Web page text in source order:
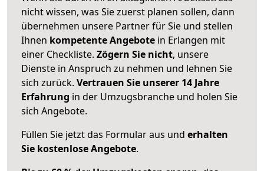
nicht wissen, was Sie zuerst planen sollen, dann
übernehmen unsere Partner für Sie und stellen
Ihnen kompetente Angebote in Erlangen mit
einer Checkliste. Zögern Sie nicht, unsere
Dienste in Anspruch zu nehmen und lehnen Sie
sich zurück. Vertrauen Sie unserer 14 Jahre
Erfahrung in der Umzugsbranche und holen Sie
sich Angebote.
Füllen Sie jetzt das Formular aus und erhalten
Sie kostenlose Angebote.